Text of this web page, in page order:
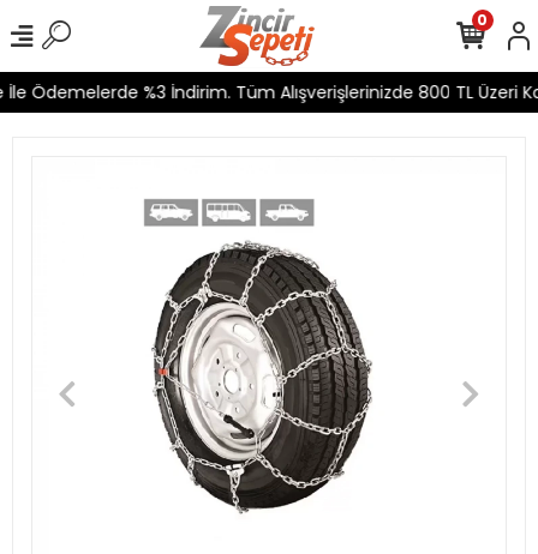
Ödemelerde %3 İndirim. Tüm Alışverişlerinizde 800 TL Üzeri
0